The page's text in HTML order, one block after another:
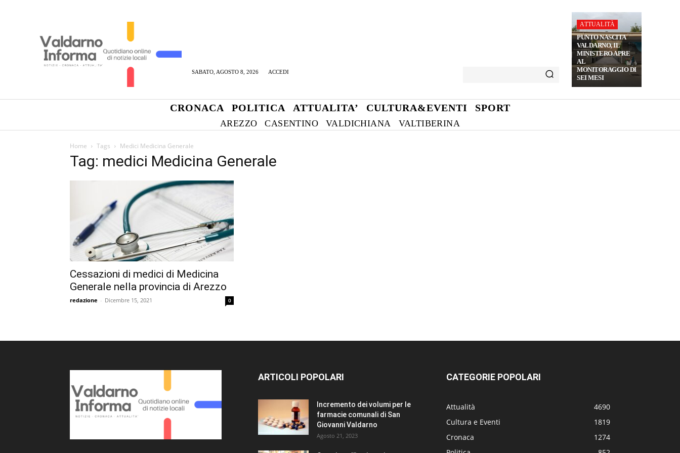
SABATO, AGOSTO 8, 2026 ACCEDI
ATTUALITÀ
PUNTO NASCITA
VALDARNO, IL
MINISTERO APRE
AL
MONITORAGGIO DI
SEI MESI
CRONACA POLITICA ATTUALITA’ CULTURA&EVENTI SPORT
AREZZO CASENTINO VALDICHIANA VALTIBERINA
Home Tags Medici Medicina Generale
Tag: medici Medicina Generale
Cessazioni di medici di Medicina
Generale nella provincia di Arezzo
redazione - Dicembre 15, 2021 0
ARTICOLI POPOLARI
Incremento dei volumi per le
farmacie comunali di San
Giovanni Valdarno
Agosto 21, 2023
CATEGORIE POPOLARI
Attualità
4690
Cultura e Eventi
1819
Cronaca
1274